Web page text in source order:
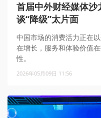
首届中外财经媒体
谈“降级”太片面
中国市场的消费活力正在
在增长，服务和体验价值
性。
2026年05月09日 11:56